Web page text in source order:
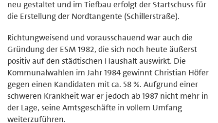
neu gestaltet und im Tiefbau erfolgt der Startschuss für
die Erstellung der Nordtangente (Schillerstraße).
Richtungweisend und vorausschauend war auch die
Gründung der ESM 1982, die sich noch heute äußerst
positiv auf den städtischen Haushalt auswirkt. Die
Kommunalwahlen im Jahr 1984 gewinnt Christian Höfer
gegen einen Kandidaten mit ca. 58 %. Aufgrund einer
schweren Krankheit war er jedoch ab 1987 nicht mehr in
der Lage, seine Amtsgeschäfte in vollem Umfang
weiterzuführen.